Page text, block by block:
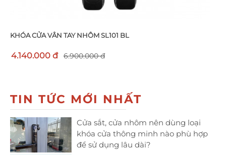
KHÓA CỬA VÂN TAY NHÔM SL101 BL
4.140.000 đ 6.900.000 đ
TIN TỨC MỚI NHẤT
Cửa sắt, cửa nhôm nên dùng loại
khóa cửa thông minh nào phù hợp
để sử dụng lâu dài?